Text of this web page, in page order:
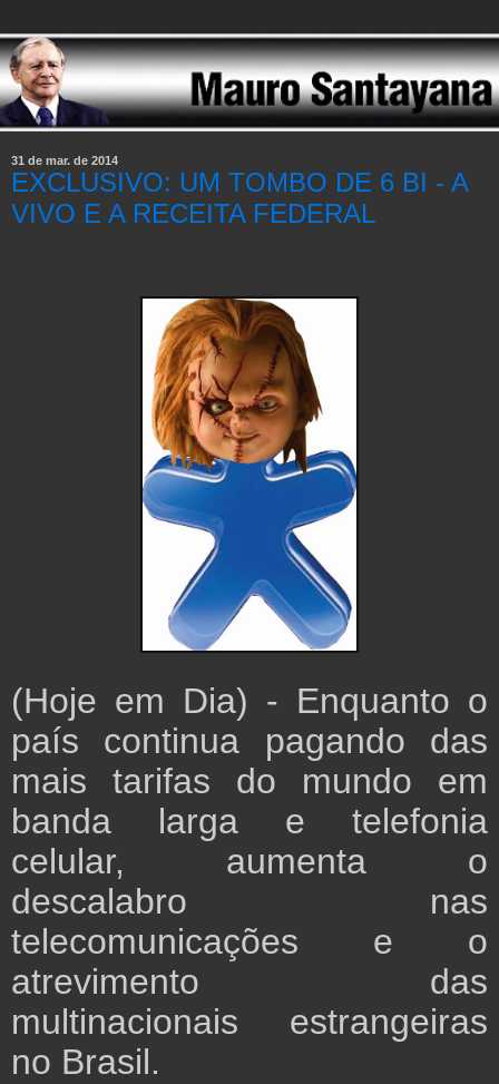
31 de mar. de 2014
EXCLUSIVO: UM TOMBO DE 6 BI - A
VIVO E A RECEITA FEDERAL
(Hoje em Dia) - Enquanto o
país continua pagando das
mais tarifas do mundo em
banda larga e telefonia
celular, aumenta o
descalabro nas
telecomunicações e o
atrevimento das
multinacionais estrangeiras
no Brasil.